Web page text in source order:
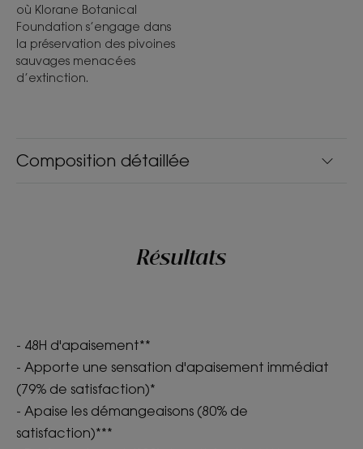
Composition détaillée
où Klorane Botanical
Foundation s’engage dans
la préservation des pivoines
sauvages menacées
d’extinction.
Résultats
- 48H d'apaisement**
- Apporte une sensation d'apaisement immédiat
(79% de satisfaction)*
- Apaise les démangeaisons (80% de
satisfaction)***